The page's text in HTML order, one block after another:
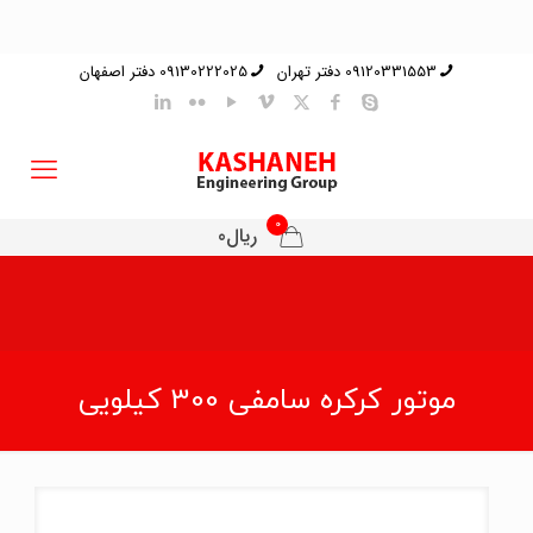
09120331553 دفتر تهران 09130222025 دفتر اصفهان
0 ریال0
موتور کرکره سامفی 300 کیلویی